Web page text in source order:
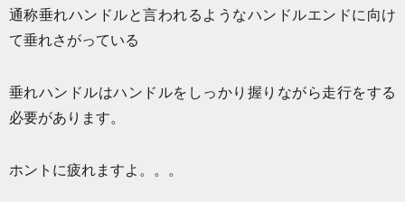
通称垂れハンドルと言われるようなハンドルエンドに向け
て垂れさがっている
垂れハンドルはハンドルをしっかり握りながら走行をする
必要があります。
ホントに疲れますよ。。。